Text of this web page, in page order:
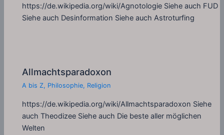
https://de.wikipedia.org/wiki/Agnotologie Siehe auch FUD
Siehe auch Desinformation Siehe auch Astroturfing
Allmachtsparadoxon
A bis Z, Philosophie, Religion
https://de.wikipedia.org/wiki/Allmachtsparadoxon Siehe
auch Theodizee Siehe auch Die beste aller möglichen
Welten